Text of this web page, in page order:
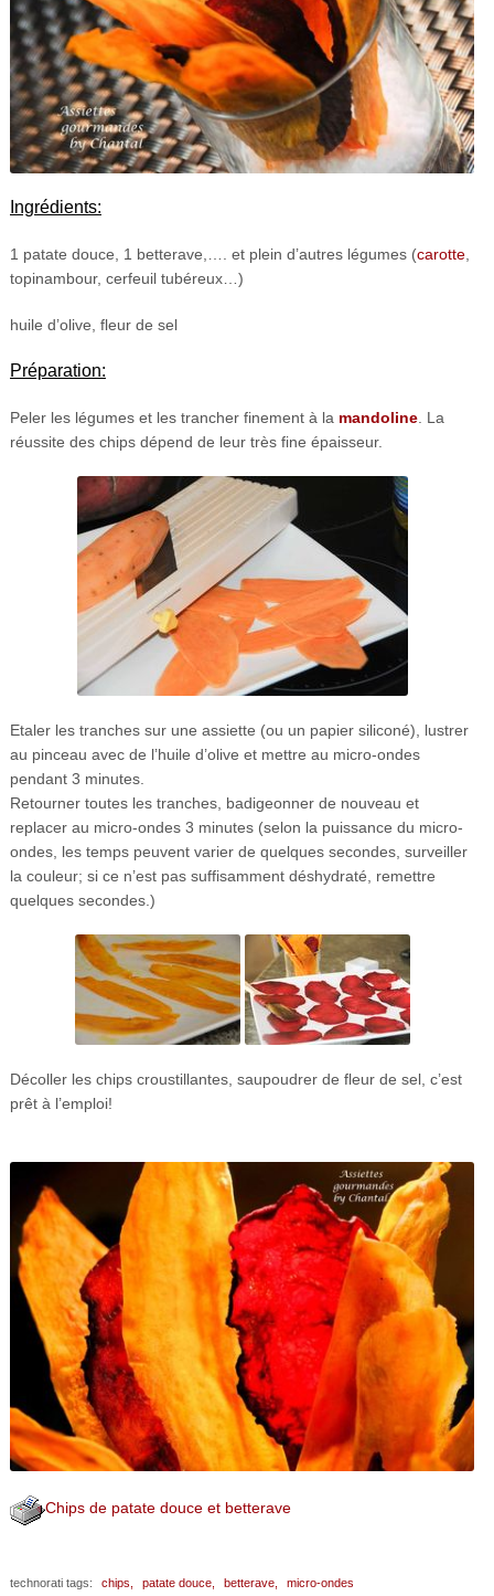
Ingrédients:
1 patate douce, 1 betterave,…. et plein d’autres légumes (carotte,
topinambour, cerfeuil tubéreux…)
huile d’olive, fleur de sel
Préparation:
Peler les légumes et les trancher finement à la mandoline. La
réussite des chips dépend de leur très fine épaisseur.
Etaler les tranches sur une assiette (ou un papier siliconé), lustrer
au pinceau avec de l’huile d’olive et mettre au micro-ondes
pendant 3 minutes.
Retourner toutes les tranches, badigeonner de nouveau et
replacer au micro-ondes 3 minutes (selon la puissance du micro-
ondes, les temps peuvent varier de quelques secondes, surveiller
la couleur; si ce n’est pas suffisamment déshydraté, remettre
quelques secondes.)
Décoller les chips croustillantes, saupoudrer de fleur de sel, c’est
prêt à l’emploi!
Chips de patate douce et betterave
technorati tags: chips, patate douce, betterave,
micro-ondes